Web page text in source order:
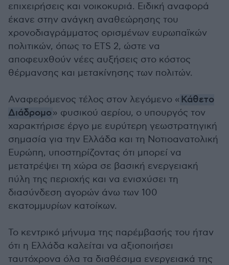
επιχειρήσεις και νοικοκυριά. Ειδική αναφορά
έκανε στην ανάγκη αναθεώρησης του
χρονοδιαγράμματος ορισμένων ευρωπαϊκών
πολιτικών, όπως το ETS 2, ώστε να
αποφευχθούν νέες αυξήσεις στο κόστος
θέρμανσης και μετακίνησης των πολιτών.
Αναφερόμενος τέλος στον λεγόμενο « Κάθετο
Διάδρομο» φυσικού αερίου, ο υπουργός τον
χαρακτήρισε έργο με ευρύτερη γεωστρατηγική
σημασία για την Ελλάδα και τη Νοτιοανατολική
Ευρώπη, υποστηρίζοντας ότι μπορεί να
μετατρέψει τη χώρα σε βασική ενεργειακή
πύλη της περιοχής και να ενισχύσει τη
διασύνδεση αγορών άνω των 100
εκατομμυρίων κατοίκων.
Το κεντρικό μήνυμα της παρέμβασής του ήταν
ότι η Ελλάδα καλείται να αξιοποιήσει
ταυτόχρονα όλα τα διαθέσιμα ενεργειακά της